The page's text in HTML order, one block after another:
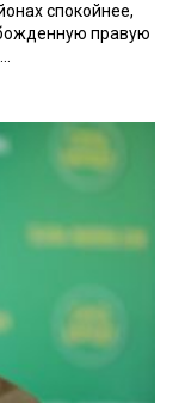
спокойнее,
правую